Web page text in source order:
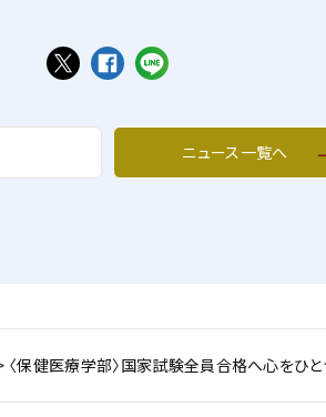
ニュース一覧へ
〈保健医療学部〉国家試験全員合格へ心をひと